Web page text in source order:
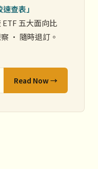
速查表」
ETF 五大面向比
· 隨時退訂。
Read Now →